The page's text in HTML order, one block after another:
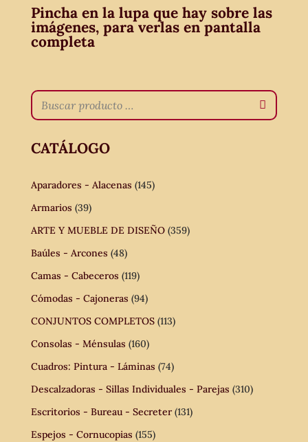
Pincha en la lupa que hay sobre las
imágenes, para verlas en pantalla
completa
CATÁLOGO
Aparadores - Alacenas (145)
Armarios (39)
ARTE Y MUEBLE DE DISEÑO (359)
Baúles - Arcones (48)
Camas - Cabeceros (119)
Cómodas - Cajoneras (94)
CONJUNTOS COMPLETOS (113)
Consolas - Ménsulas (160)
Cuadros: Pintura - Láminas (74)
Descalzadoras - Sillas Individuales - Parejas (310)
Escritorios - Bureau - Secreter (131)
Espejos - Cornucopias (155)